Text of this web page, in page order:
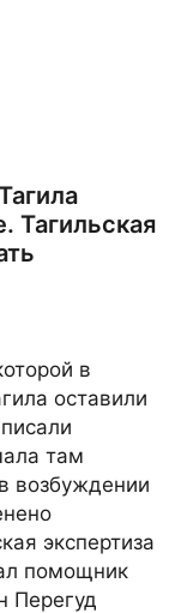
Тагильская
в
оставили
там
возбуждении
экспертиза
помощник
Перегуд